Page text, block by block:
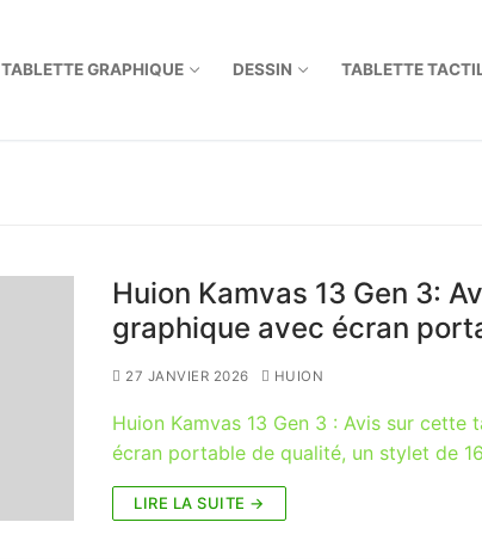
TABLETTE GRAPHIQUE DESSIN TABLETTE
Huion Kamvas 13 Gen 3:
graphique avec écran
27 JANVIER 2026 HUION
Huion Kamvas 13 Gen 3 : Avis sur
écran portable de qualité, un stylet de
LIRE LA SUITE →